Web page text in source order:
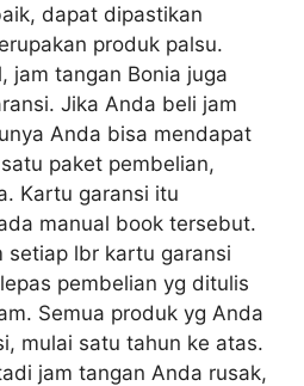
dapat dipastikan
produk palsu.
jam tangan Bonia juga
Jika Anda beli jam
Anda bisa mendapat
paket pembelian,
Kartu garansi itu
manual book tersebut.
setiap lbr kartu garansi
pembelian yg ditulis
Semua produk yg Anda
mulai satu tahun ke atas.
jam tangan Anda rusak,